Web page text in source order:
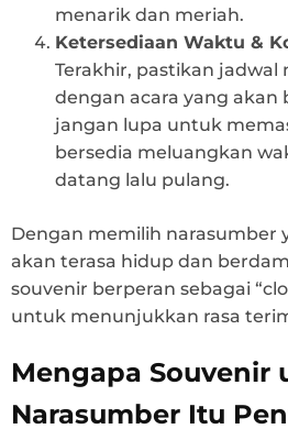
menarik dan meriah.
Ketersediaan Waktu &
Terakhir, pastikan jadwal
dengan acara yang akan
jangan lupa untuk
bersedia meluangkan
datang lalu pulang.
Dengan memilih narasumber
akan terasa hidup dan
souvenir berperan sebagai
untuk menunjukkan rasa
Mengapa Souvenir
Narasumber Itu